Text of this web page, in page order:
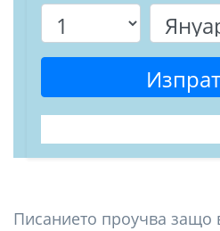
Писанието проучва защо